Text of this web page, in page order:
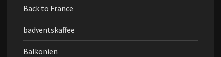
Back to France
badventskaffee
Balkonien